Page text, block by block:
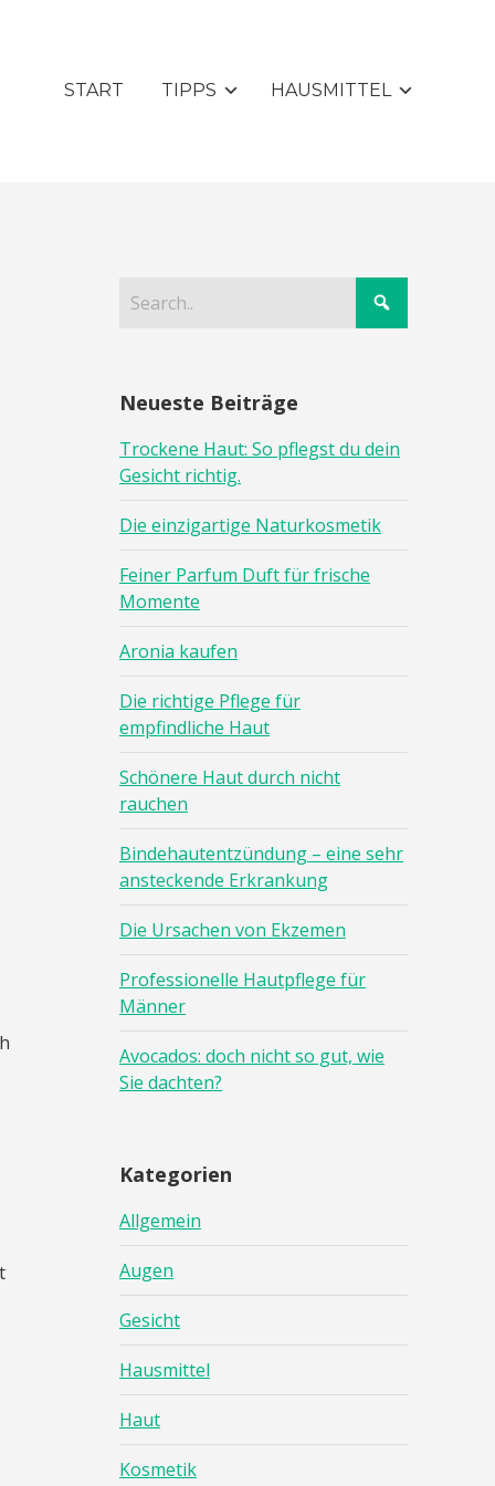
START TIPPS HAUSMITTEL
Neueste Beiträge
Trockene Haut: So pflegst du dein
Gesicht richtig.
Die einzigartige Naturkosmetik
Feiner Parfum Duft für frische
Momente
Aronia kaufen
Die richtige Pflege für
empfindliche Haut
Schönere Haut durch nicht
rauchen
Bindehautentzündung – eine sehr
ansteckende Erkrankung
Die Ursachen von Ekzemen
Professionelle Hautpflege für
Männer
Avocados: doch nicht so gut, wie
Sie dachten?
Kategorien
Allgemein
Augen
Gesicht
Hausmittel
Haut
Kosmetik